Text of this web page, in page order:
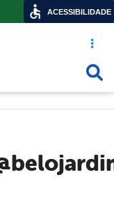
Acesso
ACESSIBILIDADE